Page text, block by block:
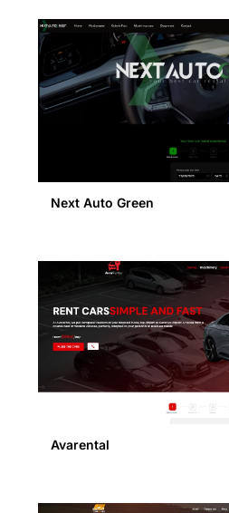
Next Auto Green
Avarental